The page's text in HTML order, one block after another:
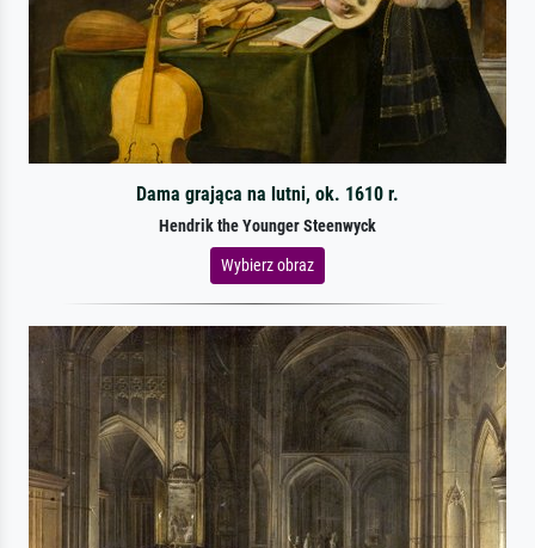
Dama grająca na lutni, ok. 1610 r.
Hendrik the Younger Steenwyck
Wybierz obraz